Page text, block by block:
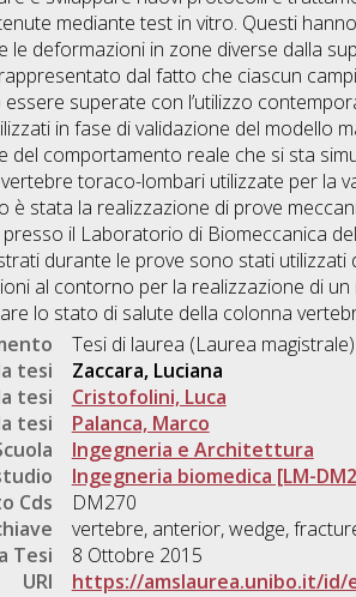
mediante test in vitro. Questi
le deformazioni in zone diverse dalla
dal fatto che ciascun
superate con l’utilizzo
in fase di validazione del modello
comportamento reale che si sta
toraco-lombari utilizzate per la
è stata la realizzazione di prove
il Laboratorio di Biomeccanica
durante le prove sono stati
al contorno per la realizzazione di
lo stato di salute della colonna
Tesi di laurea (Laurea magistrale)
tesi
Zaccara, Luciana
tesi
Cristofolini, Luca
tesi
Palanca, Marco
Ingegneria e Architettura
Ingegneria biomedica [LM-
Cds
DM270
vertebre, anterior, wedge,
Tesi
8 Ottobre 2015
URI
https://amslaurea.unibo.it/id/